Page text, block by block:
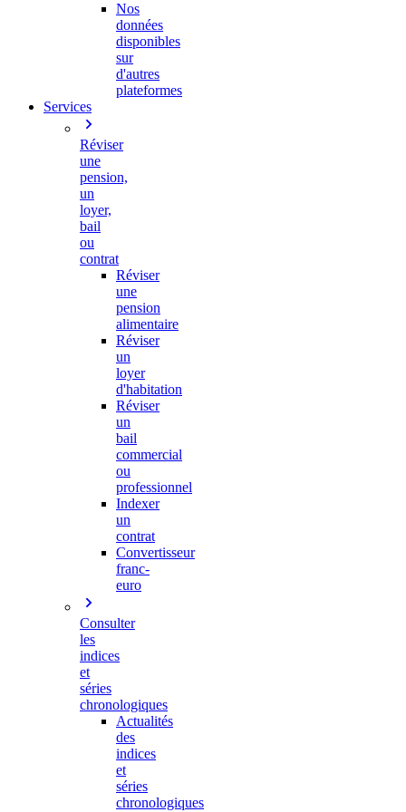
Nos
données
disponibles
sur
d'autres
plateformes
Services
Réviser
une
pension,
un
loyer,
bail
ou
contrat
Réviser
une
pension
alimentaire
Réviser
un
loyer
d'habitation
Réviser
un
bail
commercial
ou
professionnel
Indexer
un
contrat
Convertisseur
franc-
euro
Consulter
les
indices
et
séries
chronologiques
Actualités
des
indices
et
séries
chronologiques